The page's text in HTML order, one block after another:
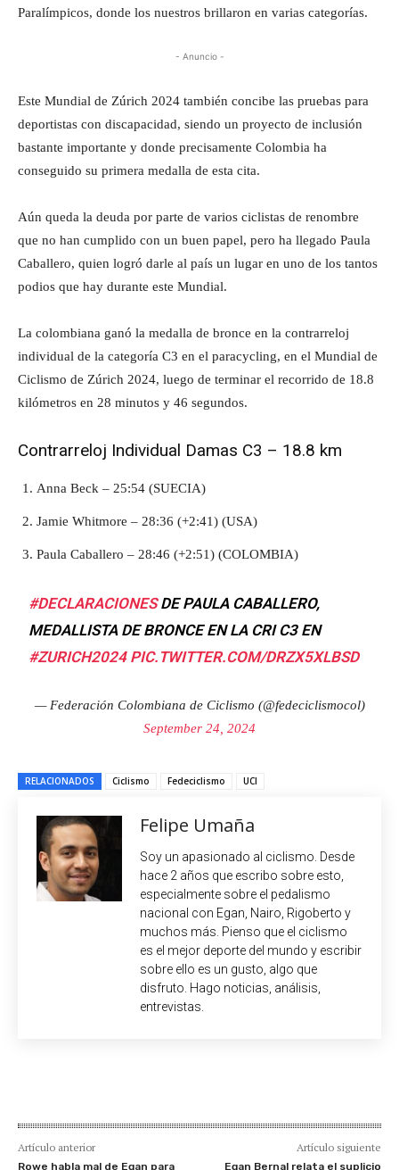
Paralímpicos, donde los nuestros brillaron en varias categorías.
- Anuncio -
Este Mundial de Zúrich 2024 también concibe las pruebas para
deportistas con discapacidad, siendo un proyecto de inclusión
bastante importante y donde precisamente Colombia ha
conseguido su primera medalla de esta cita.
Aún queda la deuda por parte de varios ciclistas de renombre
que no han cumplido con un buen papel, pero ha llegado Paula
Caballero, quien logró darle al país un lugar en uno de los tantos
podios que hay durante este Mundial.
La colombiana ganó la medalla de bronce en la contrarreloj
individual de la categoría C3 en el paracycling, en el Mundial de
Ciclismo de Zúrich 2024, luego de terminar el recorrido de 18.8
kilómetros en 28 minutos y 46 segundos.
Contrarreloj Individual Damas C3 – 18.8 km
Anna Beck – 25:54 (SUECIA)
Jamie Whitmore – 28:36 (+2:41) (USA)
Paula Caballero – 28:46 (+2:51) (COLOMBIA)
#DECLARACIONESDE PAULA CABALLERO,
MEDALLISTA DE BRONCE EN LA CRI C3 EN
#ZURICH2024 PIC.TWITTER.COM/DRZX5XLBSD
— Federación Colombiana de Ciclismo (@fedeciclismocol)
September 24, 2024
RELACIONADOS Ciclismo Fedeciclismo UCI
Felipe Umaña
Soy un apasionado al ciclismo. Desde
hace 2 años que escribo sobre esto,
especialmente sobre el pedalismo
nacional con Egan, Nairo, Rigoberto y
muchos más. Pienso que el ciclismo
es el mejor deporte del mundo y escribir
sobre ello es un gusto, algo que
disfruto. Hago noticias, análisis,
entrevistas.
Artículo anterior
Rowe habla mal de Egan para
Artículo siguiente
Egan Bernal relata el suplicio